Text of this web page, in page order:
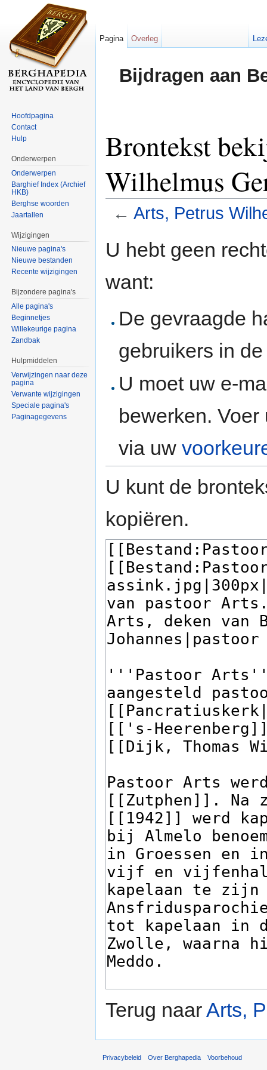
Bijdragen aan
Brontekst
Wilhelmus
← Arts, Petrus
U hebt geen
want:
De gevraagde
gebruikers in
U moet uw e-
bewerken.
via uw
U kunt de
kopiëren.
Terug naarArts,
Pagina Overleg
Hoofdpagina
Contact
Hulp
Onderwerpen
Onderwerpen
Barghief Index (Archief
HKB)
Berghse woorden
Jaartallen
Wijzigingen
Nieuwe pagina's
Nieuwe bestanden
Recente wijzigingen
Bijzondere pagina's
Alle pagina's
Beginnetjes
Willekeurige pagina
Zandbak
Hulpmiddelen
Verwijzingen naar deze
pagina
Verwante wijzigingen
Speciale pagina's
Paginagegevens
Privacybeleid Over Berghapedia Voorbehoud